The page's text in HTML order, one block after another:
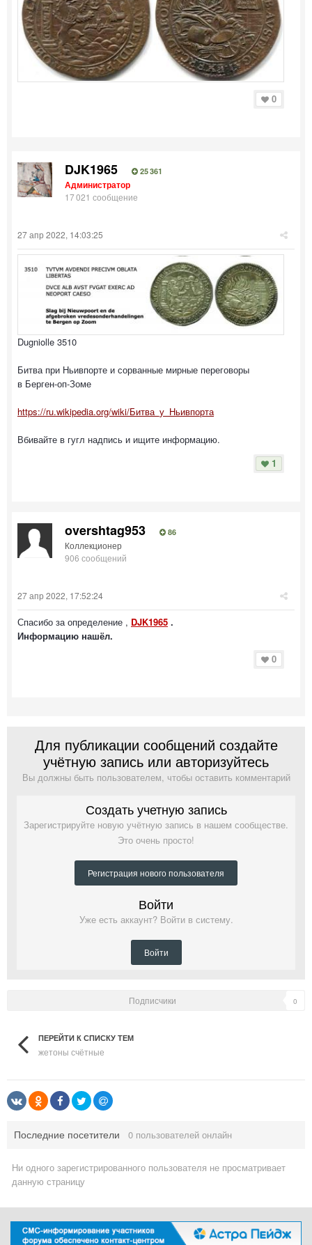
0
DJK1965 25 361
Администратор
17 021 сообщение
27 апр 2022, 14:03:25
Dugniolle 3510
Битва при Ньивпорте и сорванные мирные переговоры
в Берген-оп-Зоме
https://ru.wikipedia.org/wiki/Битва_у_Ньивпорта
Вбивайте в гугл надпись и ищите информацию.
1
overshtag953 86
Коллекционер
906 сообщений
27 апр 2022, 17:52:24
Спасибо за определение , DJK1965 .
Информацию нашёл.
0
Для публикации сообщений создайте
учётную запись или авторизуйтесь
Вы должны быть пользователем, чтобы оставить комментарий
Создать учетную запись
Зарегистрируйте новую учётную запись в нашем сообществе.
Это очень просто!
Регистрация нового пользователя
Войти
Уже есть аккаунт? Войти в систему.
Войти
Подписчики 0
ПЕРЕЙТИ К СПИСКУ ТЕМ
жетоны счётные
Последние посетители 0 пользователей онлайн
Ни одного зарегистрированного пользователя не просматривает
данную страницу